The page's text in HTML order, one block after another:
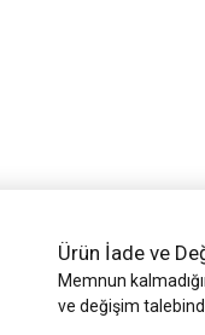
Ürün İade ve
Memnun
ve değişim